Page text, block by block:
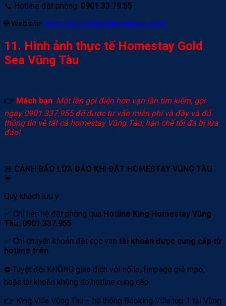
📞 Hotline đặt phòng: 0901.33.79.55
🌐 Website: https://kinghomestayvungtau.com/
11. Hình ảnh thực tế Homestay Gold
Sea Vũng Tàu
👉 Mách bạn: Một lần gọi điện hơn vạn lần tìm kiếm, gọi
ngay 0901.337.955 để được tư vấn miễn phí và đầy và đủ
thông tin về tất cả homestay Vũng Tàu, hạn chế tối đa bị lừa
đảo!
🚨 CẢNH BÁO LỪA ĐẢO KHI ĐẶT HOMESTAY VŨNG TÀU
🚨
Quý khách lưu ý:
✅ Chỉ liên hệ đặt phòng qua Hotline King Homestay Vũng
Tàu: 0901.337.955
✅ Chỉ chuyển khoản đặt cọc vào tài khoản được cung cấp từ
hotline trên
⛔️ Tuyệt đối KHÔNG giao dịch với số lạ, fanpage giả mạo,
hoặc tài khoản không do hotline cung cấp.
👉 King Villa Vũng Tàu – hệ thống Booking Villa top 1 tại Vũng